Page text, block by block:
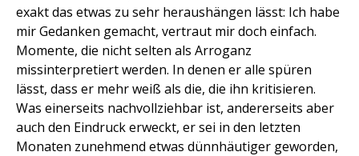
exakt das etwas zu sehr heraushängen lässt: Ich habe
mir Gedanken gemacht, vertraut mir doch einfach.
Momente, die nicht selten als Arroganz
missinterpretiert werden. In denen er alle spüren
lässt, dass er mehr weiß als die, die ihn kritisieren.
Was einerseits nachvollziehbar ist, andererseits aber
auch den Eindruck erweckt, er sei in den letzten
Monaten zunehmend etwas dünnhäutiger geworden,